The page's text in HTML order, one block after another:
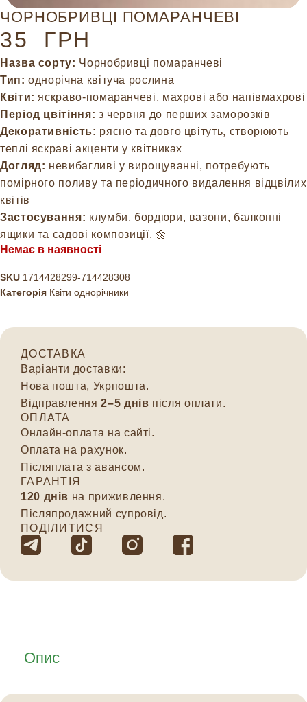
ЧОРНОБРИВЦІ ПОМАРАНЧЕВІ
35 ГРН
Назва сорту: Чорнобривці помаранчеві
Тип: однорічна квітуча рослина
Квіти: яскраво-помаранчеві, махрові або напівмахрові
Період цвітіння: з червня до перших заморозків
Декоративність: рясно та довго цвітуть, створюють
теплі яскраві акценти у квітниках
Догляд: невибагливі у вирощуванні, потребують
помірного поливу та періодичного видалення відцвілих
квітів
Застосування: клумби, бордюри, вазони, балконні
ящики та садові композиції. 🌼
Немає в наявності
SKU 1714428299-714428308
Категорія Квіти однорічники
ДОСТАВКА
Варіанти доставки:
Нова пошта, Укрпошта.
Відправлення2–5 днів після оплати.
ОПЛАТА
Онлайн-оплата на сайті.
Оплата на рахунок.
Післяплата з авансом.
ГАРАНТІЯ
120 днів на приживлення.
Післяпродажний супровід.
ПОДІЛИТИСЯ
Опис